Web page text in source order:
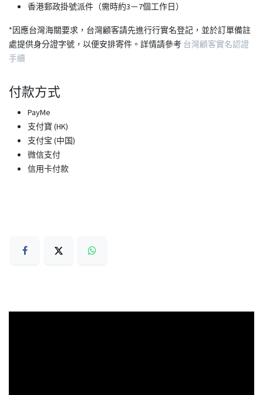
香港郵政掛號派件（需時約3－7個工作日）
*因應台灣海關要求，台灣顧客請先進行行實名登記，並於訂單備註
處提供身分證字號，以便安排寄件。詳情請參考 台灣顧客實名認證
手續
付款方式
PayMe
支付寶 (HK)
支付宝 (中国)
微信支付
信用卡付款